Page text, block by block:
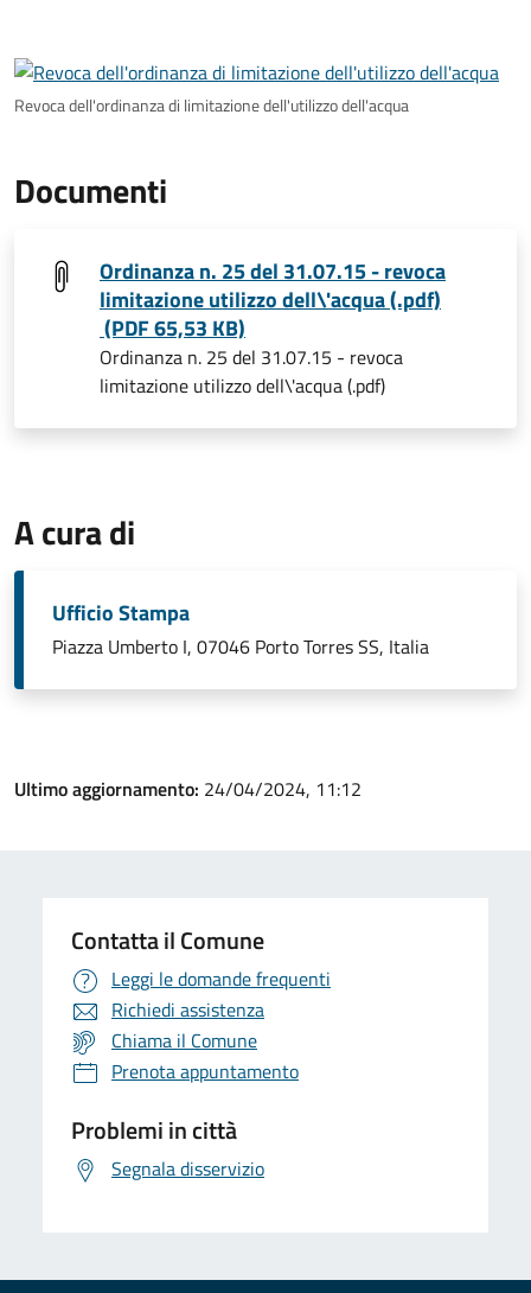
Revoca dell'ordinanza di limitazione dell'utilizzo dell'acqua
Documenti
Ordinanza n. 25 del 31.07.15 - revoca
limitazione utilizzo dell\'acqua (.pdf)
(PDF 65,53 KB)
Ordinanza n. 25 del 31.07.15 - revoca
limitazione utilizzo dell\'acqua (.pdf)
A cura di
Ufficio Stampa
Piazza Umberto I, 07046 Porto Torres SS, Italia
Ultimo aggiornamento: 24/04/2024, 11:12
Contatta il Comune
Leggi le domande frequenti
Richiedi assistenza
Chiama il Comune
Prenota appuntamento
Problemi in città
Segnala disservizio